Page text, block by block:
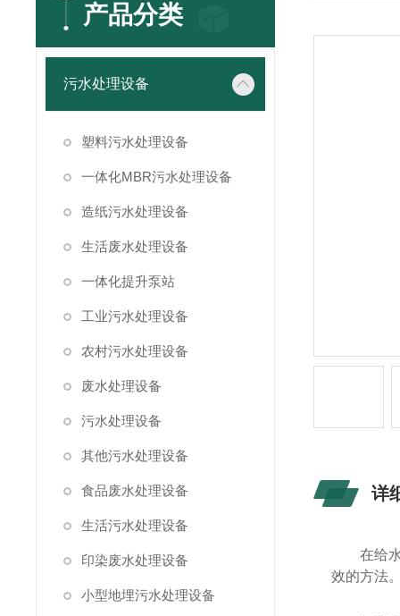
产品分类
污水处理设备
塑料污水处理设备
一体化MBR污水处理设备
造纸污水处理设备
生活废水处理设备
一体化提升泵站
工业污水处理设备
农村污水处理设备
废水处理设备
污水处理设备
其他污水处理设备
食品废水处理设备
生活污水处理设备
印染废水处理设备
小型地埋污水处理设备
详
在给
效的方法